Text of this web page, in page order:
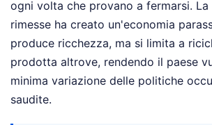
ogni volta che provano a fermarsi.
rimesse ha creato un'economia
produce ricchezza, ma si limita a
prodotta altrove, rendendo il paese
minima variazione delle politiche
saudite.